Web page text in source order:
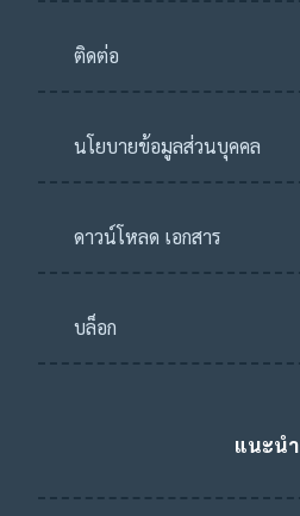
ติดต่อ
นโยบายข้อมูลส่วนบุคคล
ดาวน์โหลด เอกสาร
บล็อก
แนะนำ